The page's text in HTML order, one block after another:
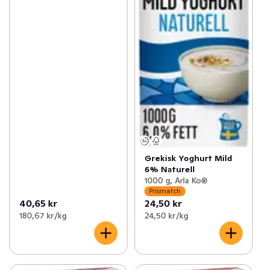
40,65 kr
180,67 kr /kg
Grekisk Yoghurt Mild
6% Naturell
1000 g, Arla Ko®
Prismatch
24,50 kr
24,50 kr /kg